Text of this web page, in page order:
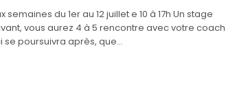
du 1er au 12 juillet e 10 à 17h Un stage
vous aurez 4 à 5 rencontre avec votre coach
poursuivra après, que…